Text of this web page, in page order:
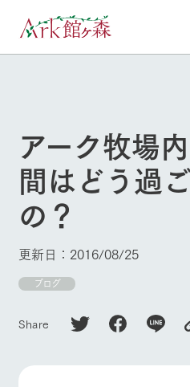
牧場へ行
く
よく見られて
今日の牧
本日の営業時間
や牧場の天気、
施設・体験情報
ホーム
Ark館ヶ森について
牧場に行く
私たちの取り組み
アーク牧場
間はどう過
の？
更新日：2016/08/25
ブログ
Share